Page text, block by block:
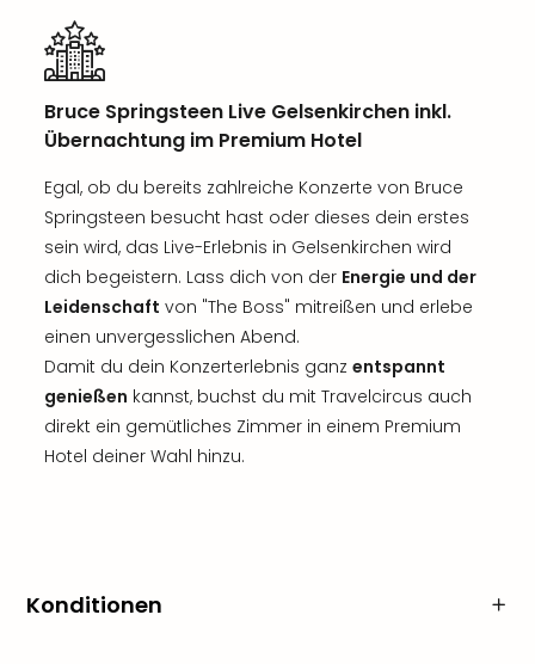
Bruce Springsteen Live Gelsenkirchen inkl.
Übernachtung im Premium Hotel
Egal, ob du bereits zahlreiche Konzerte von Bruce
Springsteen besucht hast oder dieses dein erstes
sein wird, das Live-Erlebnis in Gelsenkirchen wird
dich begeistern. Lass dich von der Energie und der
Leidenschaft von "The Boss" mitreißen und erlebe
einen unvergesslichen Abend.
Damit du dein Konzerterlebnis ganz entspannt
genießen kannst, buchst du mit Travelcircus auch
direkt ein gemütliches Zimmer in einem Premium
Hotel deiner Wahl hinzu.
Konditionen